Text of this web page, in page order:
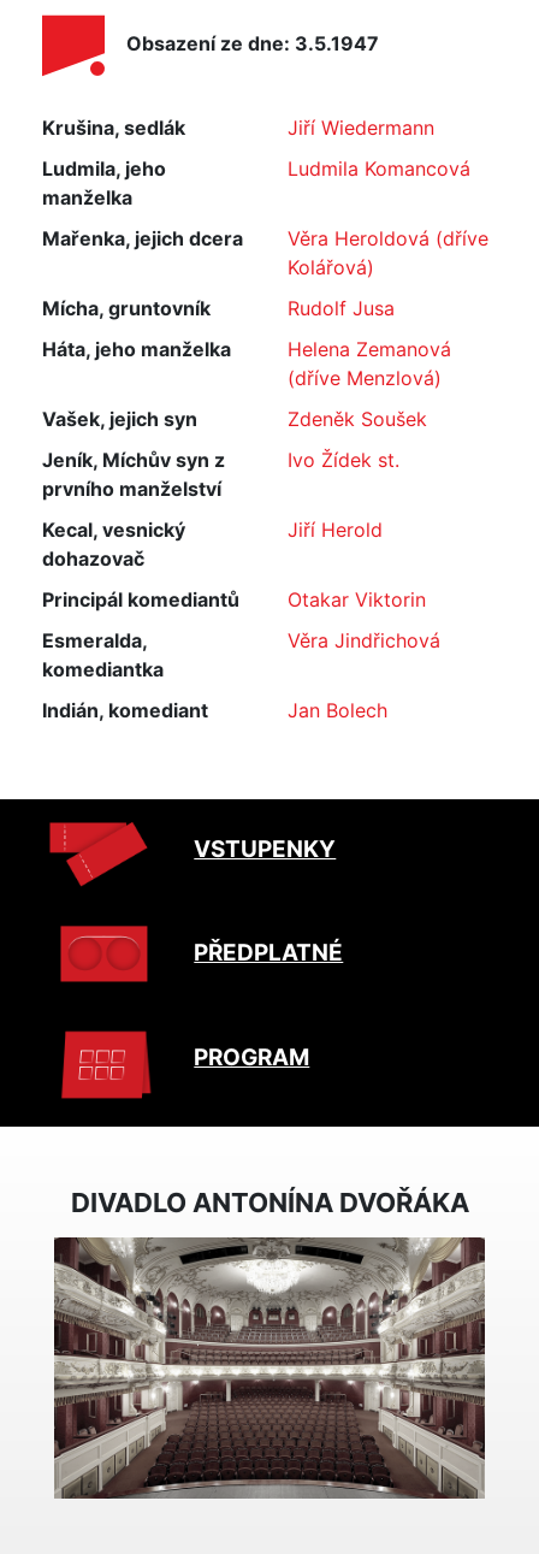
Obsazení ze dne: 3.5.1947
Krušina, sedlák
Jiří Wiedermann
Ludmila, jeho
manželka
Ludmila Komancová
Mařenka, jejich dcera
Věra Heroldová (dříve
Kolářová)
Mícha, gruntovník
Rudolf Jusa
Háta, jeho manželka
Helena Zemanová
(dříve Menzlová)
Vašek, jejich syn
Zdeněk Soušek
Jeník, Míchův syn z
prvního manželství
Ivo Žídek st.
Kecal, vesnický
dohazovač
Jiří Herold
Principál komediantů
Otakar Viktorin
Esmeralda,
komediantka
Věra Jindřichová
Indián, komediant Jan Bolech
VSTUPENKY
PŘEDPLATNÉ
PROGRAM
DIVADLO ANTONÍNA DVOŘÁKA